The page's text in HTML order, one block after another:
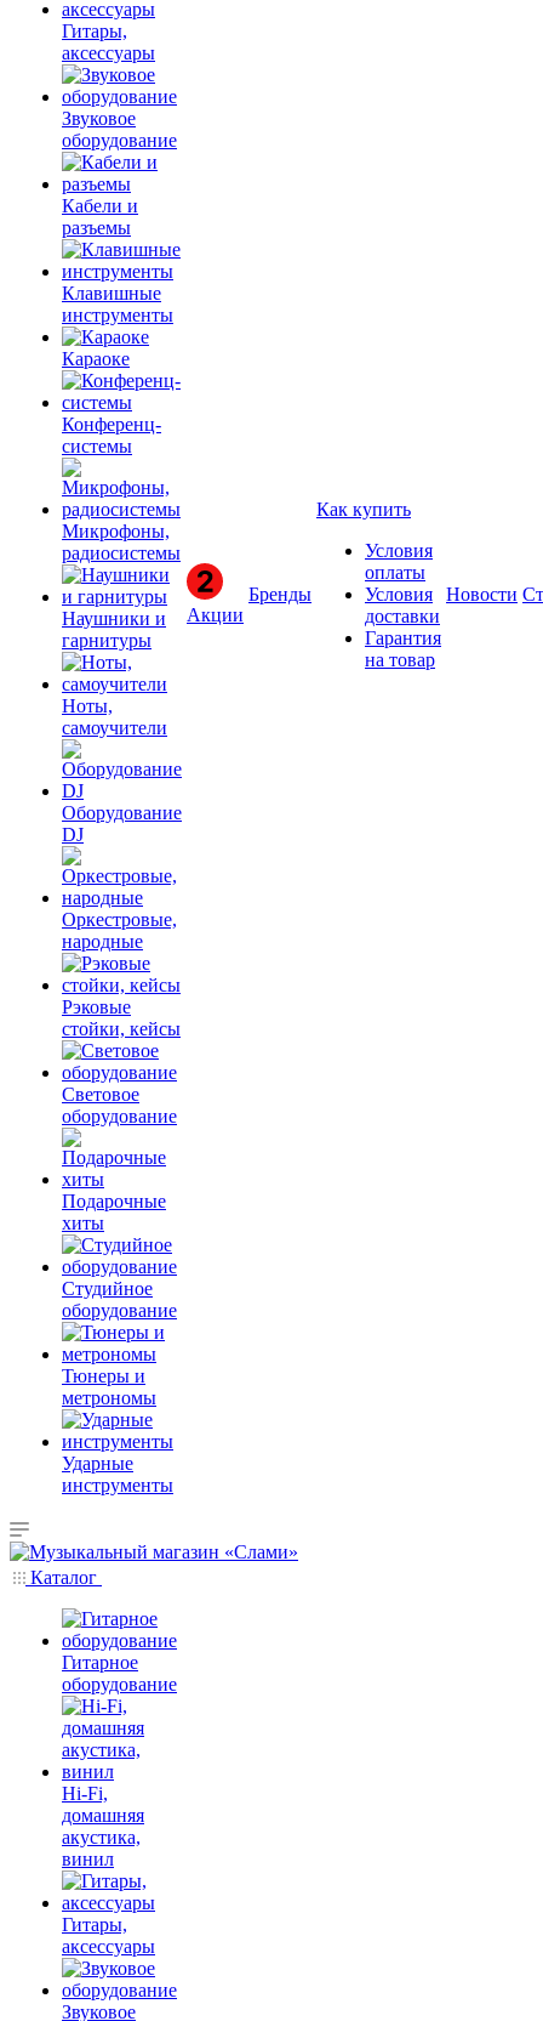
Гитары,
аксессуары
Звуковое
оборудование
Кабели и
разъемы
Клавишные
инструменты
Караоке
Конференц-
системы
Микрофоны,
радиосистемы
Наушники и
гарнитуры
Ноты,
самоучители
Оборудование
DJ
Оркестровые,
народные
Рэковые
стойки, кейсы
Световое
оборудование
Подарочные
хиты
Студийное
оборудование
Тюнеры и
метрономы
Ударные
инструменты
Акции
Бренды
Как купить
Условия
оплаты
Условия
доставки
Гарантия
на товар
Новости
Каталог
Гитарное
оборудование
Hi-Fi,
домашняя
акустика,
винил
Гитары,
аксессуары
Звуковое